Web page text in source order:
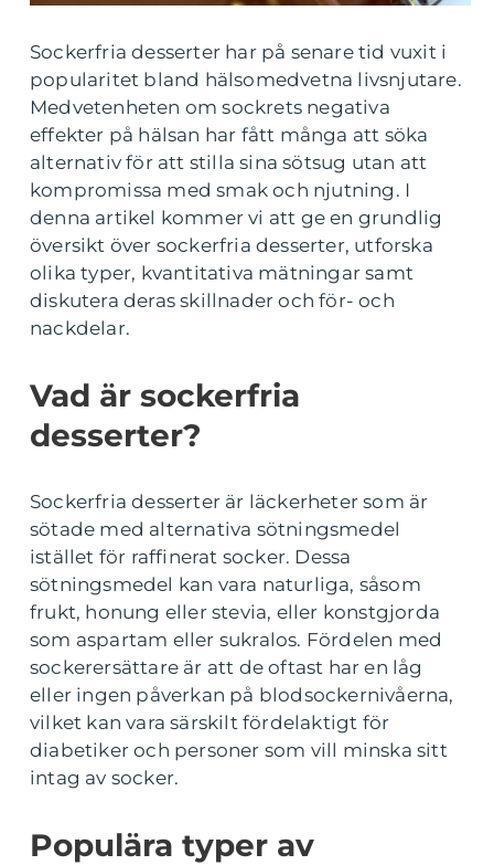
Sockerfria desserter har på senare tid vuxit i
popularitet bland hälsomedvetna livsnjutare.
Medvetenheten om sockrets negativa
effekter på hälsan har fått många att söka
alternativ för att stilla sina sötsug utan att
kompromissa med smak och njutning. I
denna artikel kommer vi att ge en grundlig
översikt över sockerfria desserter, utforska
olika typer, kvantitativa mätningar samt
diskutera deras skillnader och för- och
nackdelar.
Vad är sockerfria
desserter?
Sockerfria desserter är läckerheter som är
sötade med alternativa sötningsmedel
istället för raffinerat socker. Dessa
sötningsmedel kan vara naturliga, såsom
frukt, honung eller stevia, eller konstgjorda
som aspartam eller sukralos. Fördelen med
sockerersättare är att de oftast har en låg
eller ingen påverkan på blodsockernivåerna,
vilket kan vara särskilt fördelaktigt för
diabetiker och personer som vill minska sitt
intag av socker.
Populära typer av